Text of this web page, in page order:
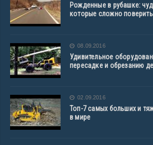
Рожденные в рубашке:
которые сложно поверить
08.09.2016
Удивительное
пересадке и обрезанию
02.09.2016
Топ-7 самых больших и
в мире